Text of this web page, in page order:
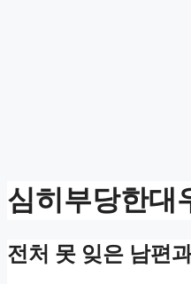
심히부당한대
전처 못 잊은 남편